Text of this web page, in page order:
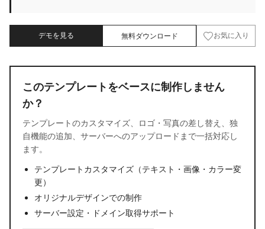
デモを見る 無料ダウンロード お気に入り
このテンプレートをベースに制作しません
か？
テンプレートのカスタマイズ、ロゴ・写真の差し替え、独
自機能の追加、サーバーへのアップロードまで一括対応し
ます。
テンプレートカスタマイズ（テキスト・画像・カラー変
更）
オリジナルデザインでの制作
サーバー設定・ドメイン取得サポート